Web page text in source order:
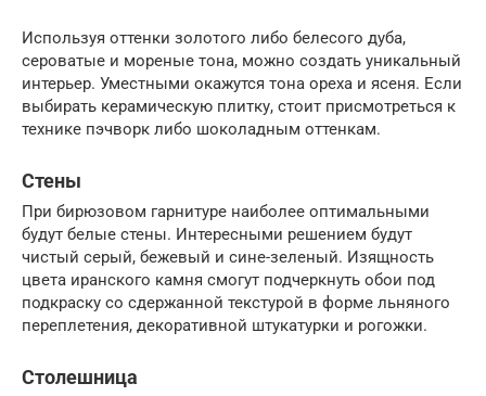
Используя оттенки золотого либо белесого дуба,
сероватые и мореные тона, можно создать уникальный
интерьер. Уместными окажутся тона ореха и ясеня. Если
выбирать керамическую плитку, стоит присмотреться к
технике пэчворк либо шоколадным оттенкам.
Стены
При бирюзовом гарнитуре наиболее оптимальными
будут белые стены. Интересными решением будут
чистый серый, бежевый и сине-зеленый. Изящность
цвета иранского камня смогут подчеркнуть обои под
подкраску со сдержанной текстурой в форме льняного
переплетения, декоративной штукатурки и рогожки.
Столешница